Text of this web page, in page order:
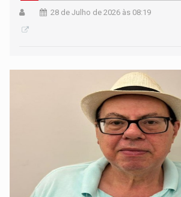
28 de Julho de 2026 às 08:19